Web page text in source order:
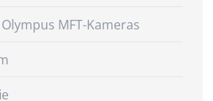
MFT-Kameras